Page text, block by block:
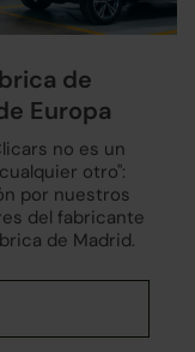
de
Europa
no es un
otro":
por nuestros
del fabricante
de Madrid.